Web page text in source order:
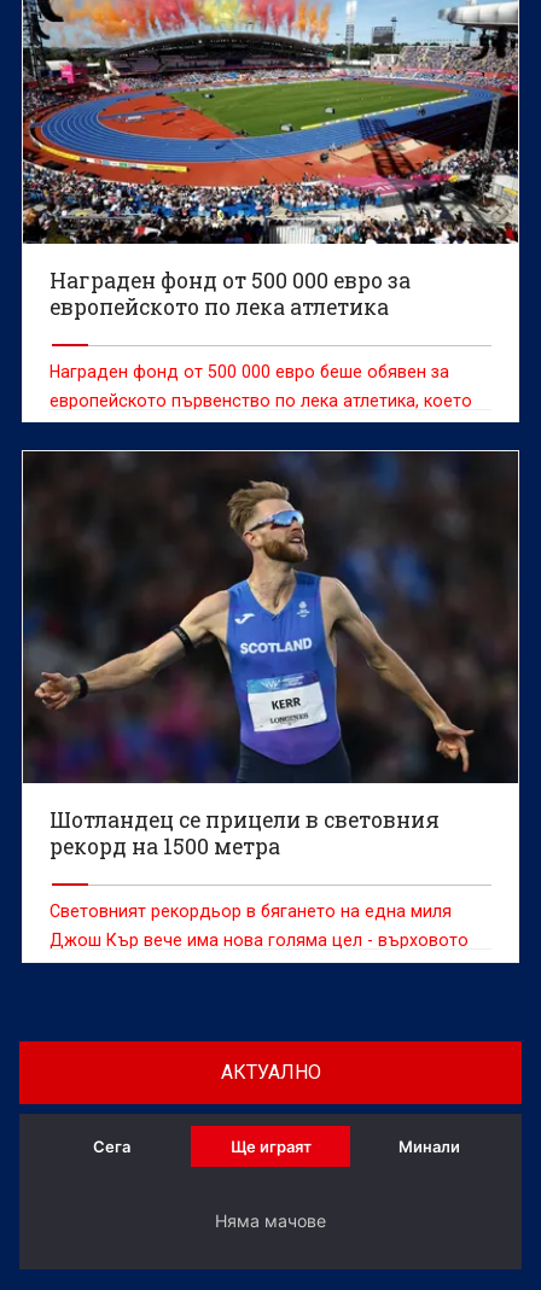
Награден фонд от 500 000 евро за
европейското по лека атлетика
Награден фонд от 500 000 евро беше обявен за
европейското първенство по лека атлетика, което
започва на 10 август в Бирмингам (Вбр).
Шотландец се прицели в световния
рекорд на 1500 метра
Световният рекордьор в бягането на една миля
Джош Кър вече има нова голяма цел - върховото
постижение на 1500 метра.
АКТУАЛНО
Сега Ще играят Минали
Няма мачове